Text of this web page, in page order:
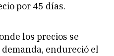
por 45 días.
los precios se
endureció el